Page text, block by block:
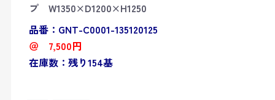
プ W1350×D1200×H1250
品番：GNT-C0001-135120125
＠ 7,500円
在庫数：残り154基